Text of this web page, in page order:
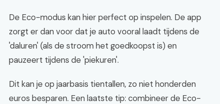
De Eco-modus kan hier perfect op inspelen. De app
zorgt er dan voor dat je auto vooral laadt tijdens de
'daluren' (als de stroom het goedkoopst is) en
pauzeert tijdens de 'piekuren'.
Dit kan je op jaarbasis tientallen, zo niet honderden
euros besparen. Een laatste tip: combineer de Eco-